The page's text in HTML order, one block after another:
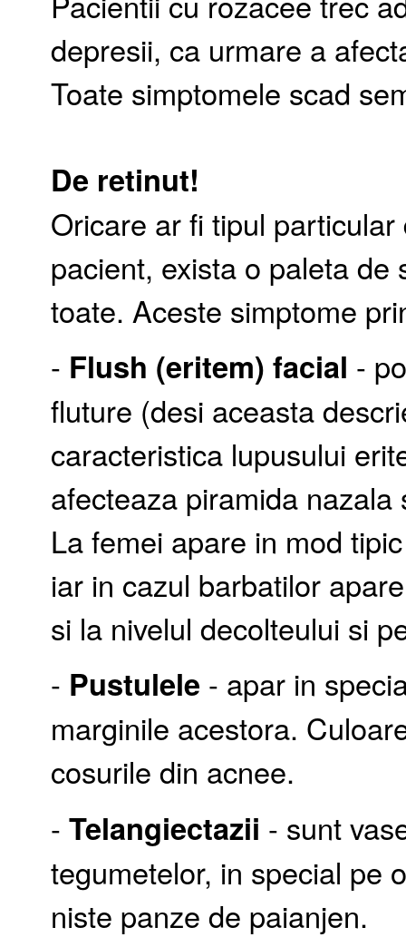
depresii, ca urmare a
Toate simptomele scad
De retinut!
Oricare ar fi tipul
pacient, exista o paleta
toate. Aceste simptome
- Flush (eritem) facial -
fluture (desi aceasta
caracteristica lupusului
afecteaza piramida
La femei apare in mod
iar in cazul barbatilor
si la nivelul decolteului si
- Pustulele - apar in
marginile acestora.
cosurile din acnee.
-Telangiectazii - sunt
tegumetelor, in special pe
niste panze de paianjen.